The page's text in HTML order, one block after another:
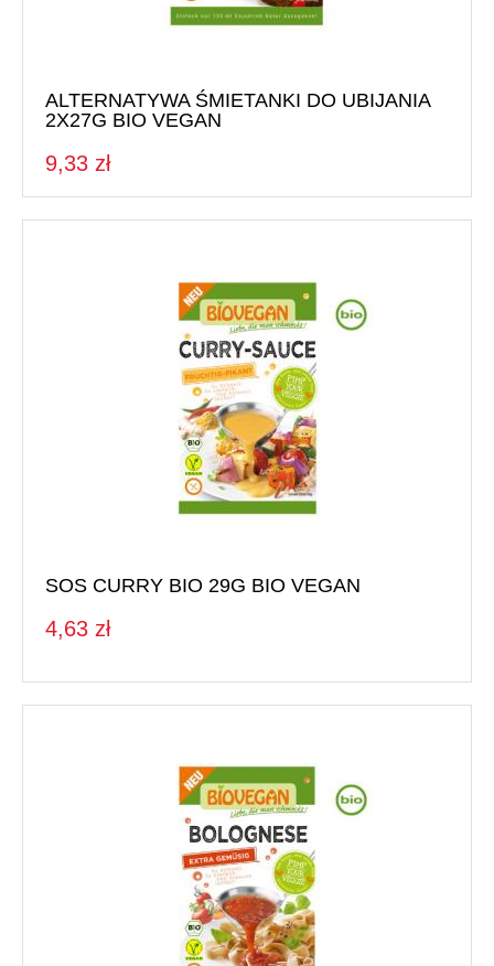
ALTERNATYWA ŚMIETANKI DO UBIJANIA
2X27G BIO VEGAN
9,33 zł
SOS CURRY BIO 29G BIO VEGAN
4,63 zł